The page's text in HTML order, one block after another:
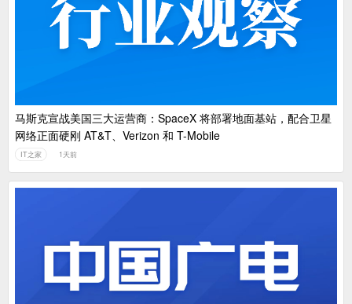
马斯克宣战美国三大运营商：SpaceX 将部署地面基站，配合卫星
网络正面硬刚 AT&T、Verizon 和 T-Mobile
IT之家 1天前